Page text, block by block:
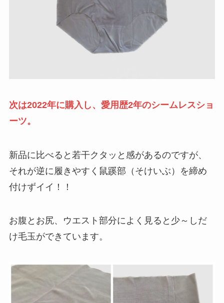
次は2022年に購入し、愛用歴2年のシームレスショ
ーツ。
新品に比べると若干クタッと感があるのですが、
それが逆に履きやすく鼠蹊部（そけいぶ）を締め
付けずイイ！！
お腹とお尻、ウエスト部分によく見ると少～しだ
け毛玉ができています。